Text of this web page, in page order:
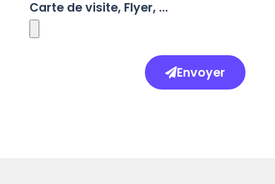
Carte de visite, Flyer, ...
Envoyer